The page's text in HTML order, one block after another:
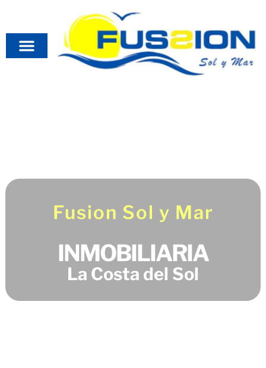
Fusion Sol y Mar
INMOBILIARIA
La Costa del Sol